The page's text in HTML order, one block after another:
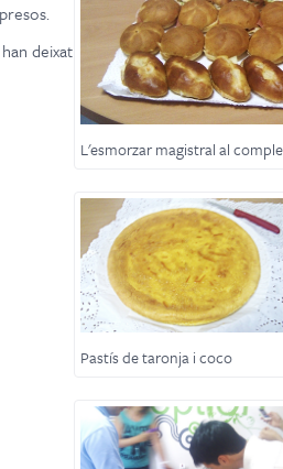
L'esmorzar magistral al
Pastís de taronja i coco
deixat